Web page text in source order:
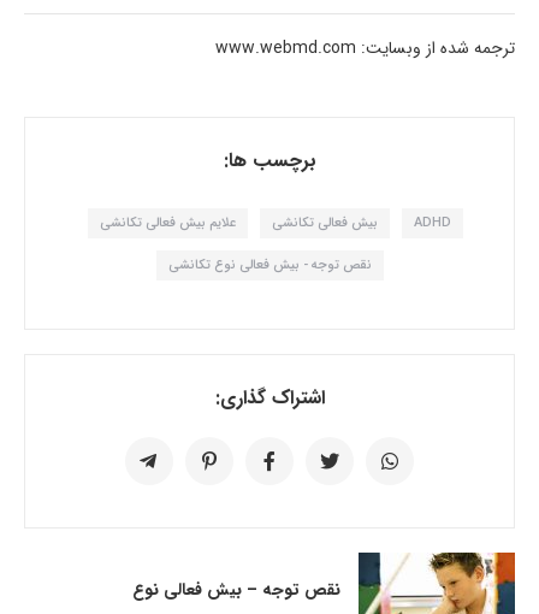
ترجمه شده از وبسایت: www.webmd.com
برچسب ها:
ADHD بیش فعالی تکانشی علایم بیش فعالی تکانشی
نقص توجه - بیش فعالی نوع تکانشی
اشتراک گذاری:
نقص توجه – بیش فعالی نوع